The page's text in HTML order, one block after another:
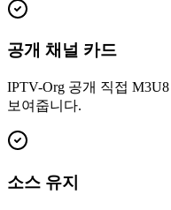
공개 채널 카드
IPTV-Org 공개 직접
보여줍니다.
소스 유지